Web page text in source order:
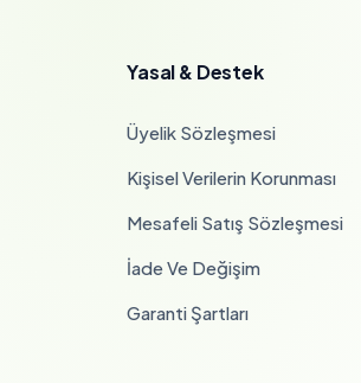
Yasal & Destek
Üyelik Sözleşmesi
Kişisel Verilerin Korunması
Mesafeli Satış Sözleşmesi
İade Ve Değişim
Garanti Şartları